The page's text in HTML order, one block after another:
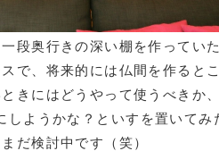
段奥行きの深い棚を作ってい
で、将来的には仏間を作ると
きにはどうやって使うべきか
しようかな？といすを置いて
だ検討中です（笑）